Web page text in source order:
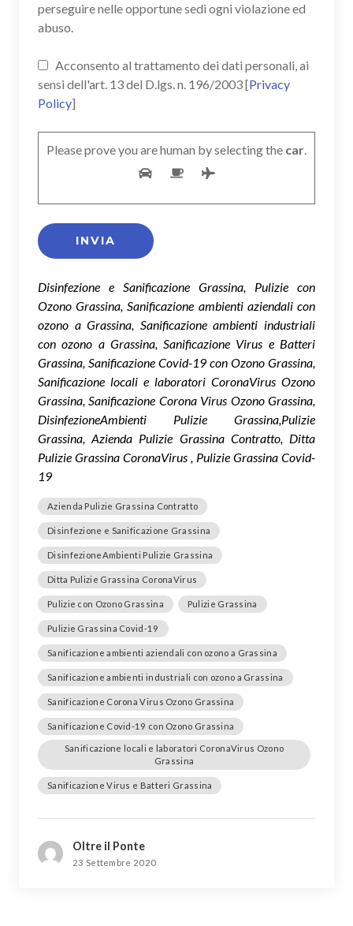
perseguire nelle opportune sedi ogni violazione ed
abuso.
Acconsento al trattamento dei dati personali, ai
sensi dell'art. 13 del D.lgs. n. 196/2003 [Privacy
Policy]
Please prove you are human by selecting the car.
Disinfezione e Sanificazione Grassina, Pulizie con
Ozono Grassina, Sanificazione ambienti aziendali con
ozono a Grassina, Sanificazione ambienti industriali
con ozono a Grassina, Sanificazione Virus e Batteri
Grassina, Sanificazione Covid-19 con Ozono Grassina,
Sanificazione locali e laboratori CoronaVirus Ozono
Grassina, Sanificazione Corona Virus Ozono Grassina,
DisinfezioneAmbienti Pulizie Grassina,Pulizie
Grassina, Azienda Pulizie Grassina Contratto, Ditta
Pulizie Grassina CoronaVirus , Pulizie Grassina Covid-
19
Azienda Pulizie Grassina Contratto
Disinfezione e Sanificazione Grassina
DisinfezioneAmbienti Pulizie Grassina
Ditta Pulizie Grassina CoronaVirus
Pulizie con Ozono Grassina Pulizie Grassina
Pulizie Grassina Covid-19
Sanificazione ambienti aziendali con ozono a Grassina
Sanificazione ambienti industriali con ozono a Grassina
Sanificazione Corona Virus Ozono Grassina
Sanificazione Covid-19 con Ozono Grassina
Sanificazione locali e laboratori CoronaVirus Ozono
Grassina
Sanificazione Virus e Batteri Grassina
Oltre il Ponte
23 Settembre 2020